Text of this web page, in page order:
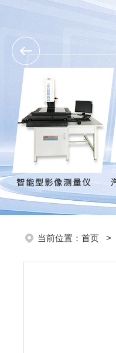
当前位置： 首页 >